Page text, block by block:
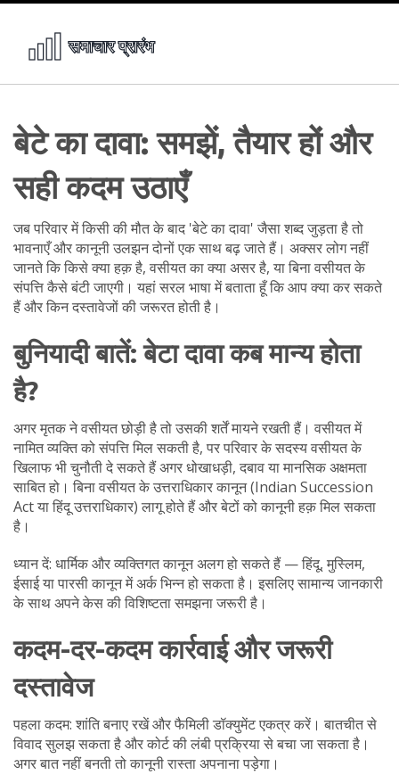
बेटे का दावा: समझें, तैयार हों और
सही कदम उठाएँ
जब परिवार में किसी की मौत के बाद 'बेटे का दावा' जैसा शब्द जुड़ता है तो
भावनाएँ और कानूनी उलझन दोनों एक साथ बढ़ जाते हैं। अक्सर लोग नहीं
जानते कि किसे क्या हक़ है, वसीयत का क्या असर है, या बिना वसीयत के
संपत्ति कैसे बंटी जाएगी। यहां सरल भाषा में बताता हूँ कि आप क्या कर सकते
हैं और किन दस्तावेजों की जरूरत होती है।
बुनियादी बातें: बेटा दावा कब मान्य होता
है?
अगर मृतक ने वसीयत छोड़ी है तो उसकी शर्तें मायने रखती हैं। वसीयत में
नामित व्यक्ति को संपत्ति मिल सकती है, पर परिवार के सदस्य वसीयत के
खिलाफ भी चुनौती दे सकते हैं अगर धोखाधड़ी, दबाव या मानसिक अक्षमता
साबित हो। बिना वसीयत के उत्तराधिकार कानून (Indian Succession
Act या हिंदू उत्तराधिकार) लागू होते हैं और बेटों को कानूनी हक़ मिल सकता
है।
ध्यान दें: धार्मिक और व्यक्तिगत कानून अलग हो सकते हैं — हिंदू, मुस्लिम,
ईसाई या पारसी कानून में अर्क भिन्न हो सकता है। इसलिए सामान्य जानकारी
के साथ अपने केस की विशिष्टता समझना जरूरी है।
कदम-दर-कदम कार्रवाई और जरूरी
दस्तावेज
पहला कदम: शांति बनाए रखें और फैमिली डॉक्युमेंट एकत्र करें। बातचीत से
विवाद सुलझ सकता है और कोर्ट की लंबी प्रक्रिया से बचा जा सकता है।
अगर बात नहीं बनती तो कानूनी रास्ता अपनाना पड़ेगा।